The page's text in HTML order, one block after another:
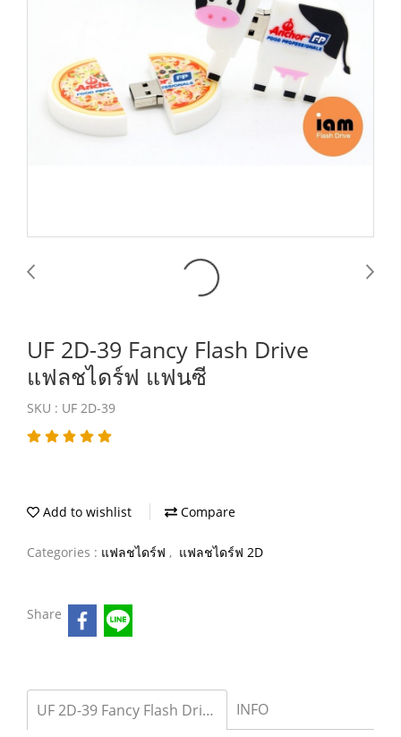
UF 2D-39 Fancy Flash Drive
แฟลชไดร์ฟ แฟนซี
SKU : UF 2D-39
Add to wishlist Compare
Categories : แฟลชไดร์ฟ , แฟลชไดร์ฟ 2D
Share
UF 2D-39 Fancy Flash Drive แฟลชไดร์ฟ แฟนซี INFO